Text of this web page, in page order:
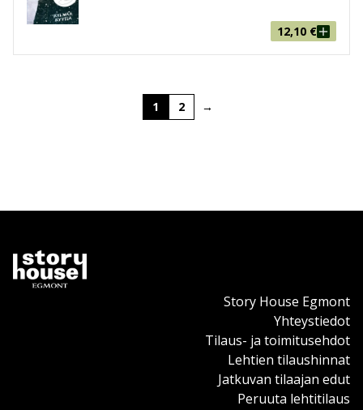
12,10 €
1 2 →
Story House Egmont
Yhteystiedot
Tilaus- ja toimitusehdot
Lehtien tilaushinnat
Jatkuvan tilaajan edut
Peruuta lehtitilaus